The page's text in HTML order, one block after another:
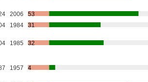
2006
53
1984 31
1985 32
1957 4